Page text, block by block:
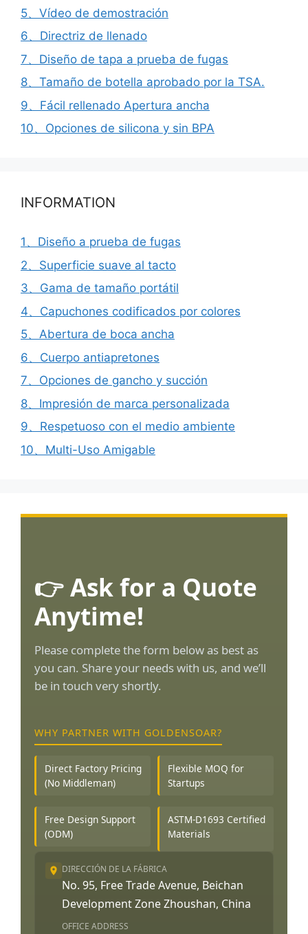
5、Vídeo de demostración
6、Directriz de llenado
7、Diseño de tapa a prueba de fugas
8、Tamaño de botella aprobado por la TSA.
9、Fácil rellenado Apertura ancha
10、Opciones de silicona y sin BPA
INFORMATION
1、Diseño a prueba de fugas
2、Superficie suave al tacto
3、Gama de tamaño portátil
4、Capuchones codificados por colores
5、Abertura de boca ancha
6、Cuerpo antiapretones
7、Opciones de gancho y succión
8、Impresión de marca personalizada
9、Respetuoso con el medio ambiente
10、Multi-Uso Amigable
👉 Ask for a Quote
Anytime!
Please complete the form below as best as
you can. Share your needs with us, and we’ll
be in touch very shortly.
WHY PARTNER WITH GOLDENSOAR?
Direct Factory Pricing
(No Middleman)
Flexible MOQ for
Startups
Free Design Support
(ODM)
ASTM-D1693 Certified
Materials
DIRECCIÓN DE LA FÁBRICA
No. 95, Free Trade Avenue, Beichan
Development Zone Zhoushan, China
OFFICE ADDRESS